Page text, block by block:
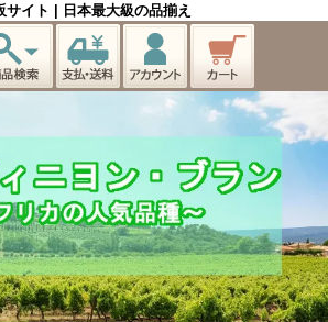
イト | 日本最大級の品揃え